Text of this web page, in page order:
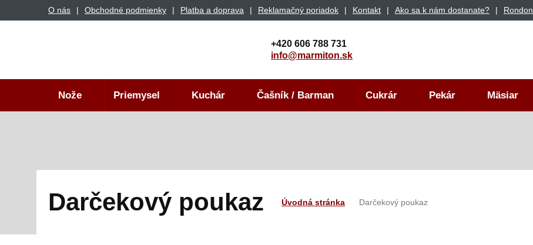
O nás Obchodné podmienky Platba a doprava Reklamačný poriadok Kontakt Ako sa k nám dostanate?
+420 606 788 731
info@marmiton.sk
Nože Priemysel Kuchár Čašník / Barman Cukrár Pekár Mäsiar
Darčekový poukaz Úvodná stránka Darčekový poukaz